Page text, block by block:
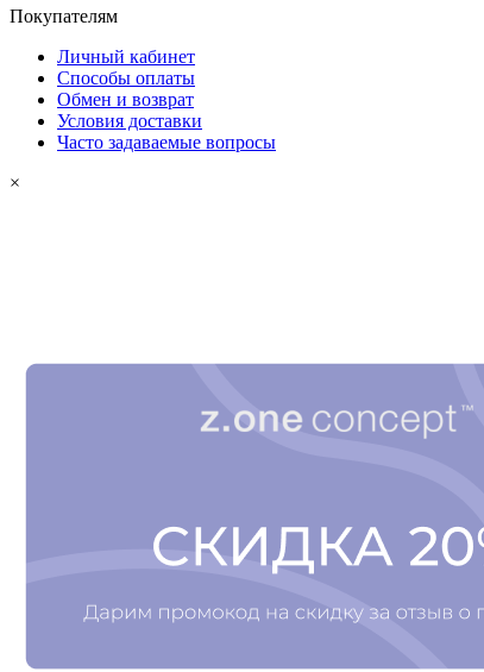
Покупателям
Личный кабинет
Способы оплаты
Обмен и возврат
Условия доставки
Часто задаваемые вопросы
×